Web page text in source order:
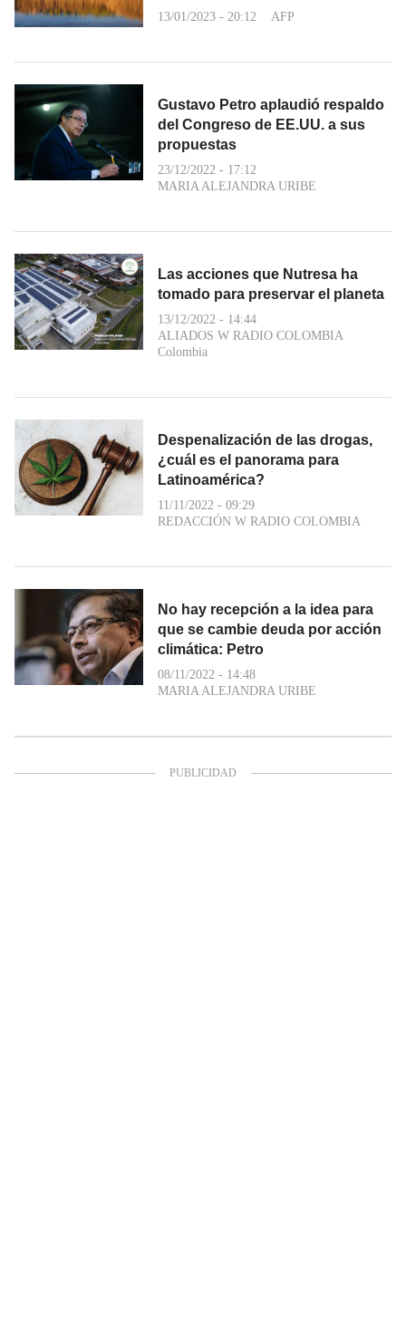
13/01/2023 - 20:12 AFP
Gustavo Petro aplaudió respaldo
del Congreso de EE.UU. a sus
propuestas
23/12/2022 - 17:12
MARIA ALEJANDRA URIBE
Las acciones que Nutresa ha
tomado para preservar el planeta
13/12/2022 - 14:44
ALIADOS W RADIO COLOMBIA
Colombia
Despenalización de las drogas,
¿cuál es el panorama para
Latinoamérica?
11/11/2022 - 09:29
REDACCIÓN W RADIO COLOMBIA
No hay recepción a la idea para
que se cambie deuda por acción
climática: Petro
08/11/2022 - 14:48
MARIA ALEJANDRA URIBE